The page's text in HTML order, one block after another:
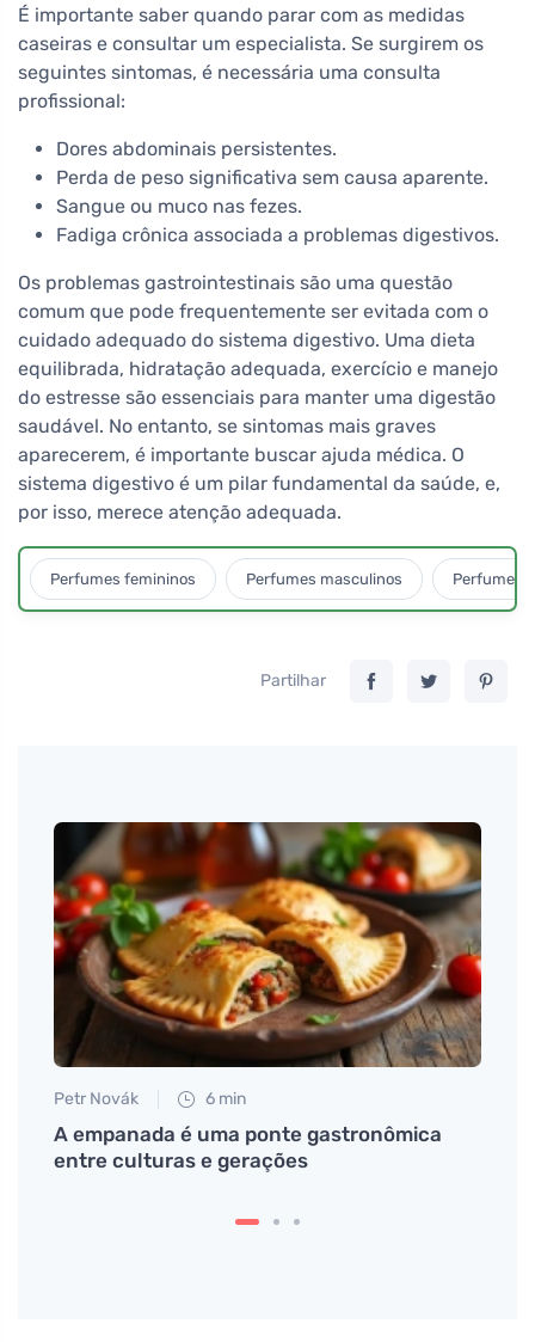
É importante saber quando parar com as medidas
caseiras e consultar um especialista. Se surgirem os
seguintes sintomas, é necessária uma consulta
profissional:
Dores abdominais persistentes.
Perda de peso significativa sem causa aparente.
Sangue ou muco nas fezes.
Fadiga crônica associada a problemas digestivos.
Os problemas gastrointestinais são uma questão
comum que pode frequentemente ser evitada com o
cuidado adequado do sistema digestivo. Uma dieta
equilibrada, hidratação adequada, exercício e manejo
do estresse são essenciais para manter uma digestão
saudável. No entanto, se sintomas mais graves
aparecerem, é importante buscar ajuda médica. O
sistema digestivo é um pilar fundamental da saúde, e,
por isso, merece atenção adequada.
Perfumes femininos Perfumes masculinos Perfumes
Partilhar
Petr Novák 6 min
A empanada é uma ponte gastronômica
entre culturas e gerações